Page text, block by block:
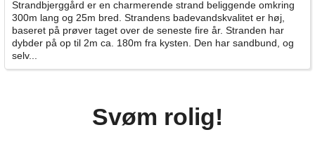
Strandbjerggård er en charmerende strand beliggende omkring
300m lang og 25m bred. Strandens badevandskvalitet er høj,
baseret på prøver taget over de seneste fire år. Stranden har
dybder på op til 2m ca. 180m fra kysten. Den har sandbund, og
selv...
Svøm rolig!